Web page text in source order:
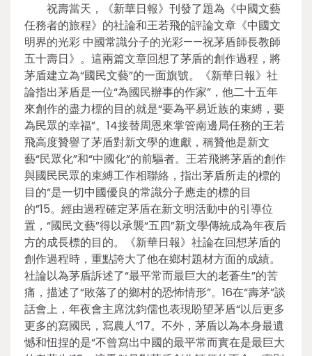
祝壽當天，《新華日報》刊發了題為《中國文藝
任務者的旅程》的社論和王若飛的評論文章《中國文
明界的光彩 中國常識分子的光彩——祝茅盾師長教師
五十壽日》。這兩篇文章回想了茅盾的創作過程，將
茅盾建立為“國民文藝”的一面旗號。《新華日報》社
論指出茅盾是一位“為國民辦事的作家”，他二十五年
來創作的盡力標的目的就是“要為平易近族的束縛，要
為民眾的幸福”。14接替周恩來掌管南邊局任務的王若
飛高度贊譽了茅盾對新文學的進獻，稱贊他是新文
藝“民眾化”和“中國化”的前驅者。王若飛將茅盾的創作
與國民民眾的束縛工作相聯絡，指出茅盾所走的標的
目的“是一切中國優良的常識分子應走的標的目
的”15。經由過程確定茅盾在新文明活動中的引導位
置，“國民文藝”得以承襲“五四”新文學傳統成為年夜后
方的成長標的目的。《新華日報》社論在回想茅盾的
創作過程時，重點誇大了他在鄉村題材方面的成績。
社論以為茅盾訴述了“最平常而最巨大的老蒼生”的苦
痛，描述了“敗落了的鄉村的恐怖情形”。16在“壽茅”談
話會上，年夜會主席沈鈞儒也表現盼望茅盾“以后更多
更多的寫國民，寫農人”17。不外，茅盾以為本身最遺
憾和忸捏的是“不曾寫出中國的最平常而實在是最巨大